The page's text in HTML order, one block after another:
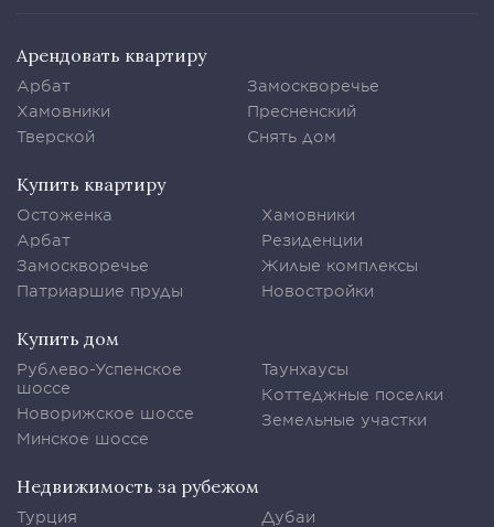
Арендовать квартиру
Арбат
Хамовники
Тверской
Замоскворечье
Пресненский
Снять дом
Купить квартиру
Остоженка
Арбат
Замоскворечье
Патриаршие пруды
Хамовники
Резиденции
Жилые комплексы
Новостройки
Купить дом
Рублево-Успенское
шоссе
Новорижское шоссе
Минское шоссе
Таунхаусы
Коттеджные поселки
Земельные участки
Недвижимость за рубежом
Турция
Дубаи